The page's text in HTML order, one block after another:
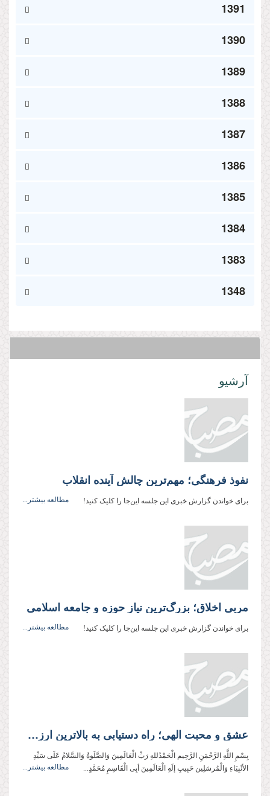
1391
1390
1389
1388
1387
1386
1385
1384
1383
1348
آرشیو
نفوذ فرهنگی؛ مهم‌ترین چالش آینده انقلاب
برای خواندن گزارش خبری این جلسه این‌جا را کلیک کنید! مطالعه بیشتر...
مربی اخلاق؛ بزرگ‌ترین نیاز حوزه و جامعه اسلامی
برای خواندن گزارش خبری این جلسه این‌جا را کلیک کنید! مطالعه بیشتر...
عشق و محبت الهی؛ راه دستیابی به بالاترین ارزش عمل
بِسْمِ اللَّهِ الرَّحْمَنِ الرَّحِيم الْحَمْدُللهِ رَبِّ الْعَالَمِینَ وَالصَّلَوةُ وَالسَّلامُ عَلَی سَیِّدِ
الأنْبِیَاءِ وَالْمُرسَلِین حَبِیبِ إلَهِ الْعَالَمِینَ أبِی الْقَاسِمِ مُحَمَّدٍ...
مطالعه بیشتر...